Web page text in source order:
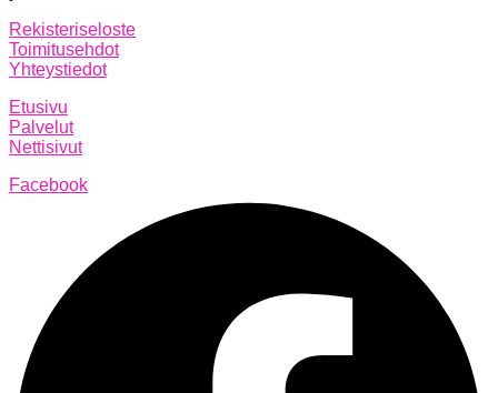
Rekisteriseloste
Toimitusehdot
Yhteystiedot
Etusivu
Palvelut
Nettisivut
Facebook